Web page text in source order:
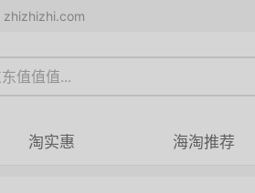
zhizhizhi.com
淘实惠 海淘推荐